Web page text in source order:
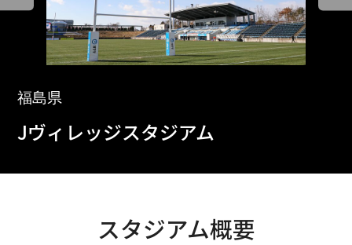
福島県
Jヴィレッジスタジアム
スタジアム概要